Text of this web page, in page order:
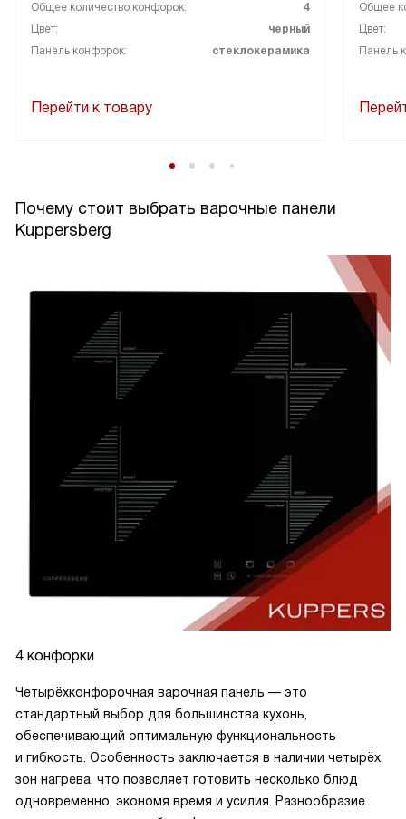
Общее количество конфорок:
4
Цвет:
черный
Панель конфорок:
стеклокерамика
Перейти к товару
Общее
Цвет:
Панель
Почему стоит выбрать варочные панели
Kuppersberg
4 конфорки
Четырёхконфорочная варочная панель — это
стандартный выбор для большинства кухонь,
обеспечивающий оптимальную функциональность
и гибкость. Особенность заключается в наличии четырёх
зон нагрева, что позволяет готовить несколько блюд
одновременно, экономя время и усилия. Разнообразие